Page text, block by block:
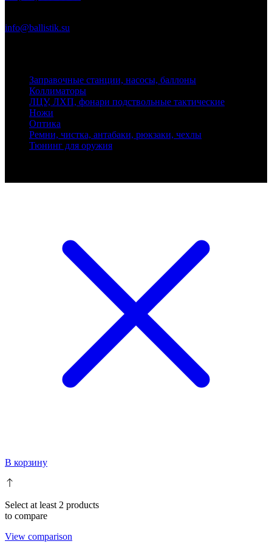
info@ballistik.su
Заправочные станции, насосы, баллоны
Коллиматоры
ЛЦУ, ЛХП, фонари подствольные тактические
Ножи
Оптика
Ремни, чистка, антабаки, рюкзаки, чехлы
Тюнинг для оружия
В корзину
Select at least 2 products
to compare
View comparison